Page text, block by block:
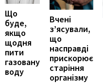
Що
буде,
якщо
щодня
пити
газовану
воду
Вчені
з’ясували,
що
насправді
прискорює
старіння
організму